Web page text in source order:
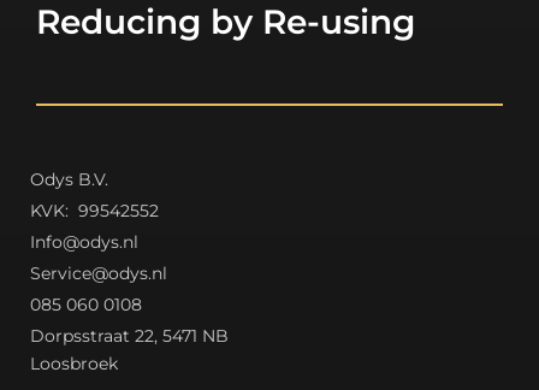
Reducing by Re-using
Odys B.V.
KVK: 99542552
Info@odys.nl
Service@odys.nl
085 060 0108
Dorpsstraat 22, 5471 NB
Loosbroek